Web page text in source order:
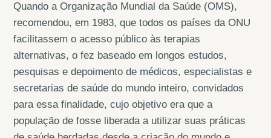
Quando a Organização Mundial da Saúde (OMS),
recomendou, em 1983, que todos os países da ONU
facilitassem o acesso público às terapias
alternativas, o fez baseado em longos estudos,
pesquisas e depoimento de médicos, especialistas e
secretarias de saúde do mundo inteiro, convidados
para essa finalidade, cujo objetivo era que a
população de fosse liberada a utilizar suas práticas